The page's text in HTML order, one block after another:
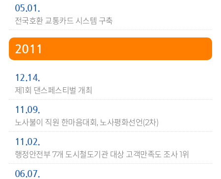
05.01.
전국호환 교통카드 시스템 구축
2011
12.14.
제1회 댄스페스티벌 개최
11.09.
노사불이 직원 한마음대회, 노사평화선언(2차)
11.02.
행정안전부 7개 도시철도기관 대상 고객만족도 조사 1위
06.07.